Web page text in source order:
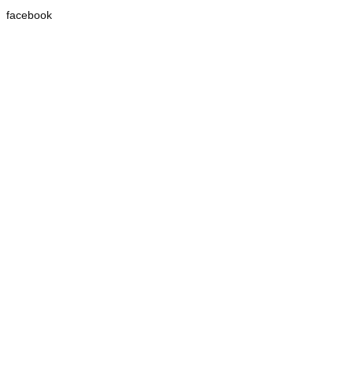
facebook